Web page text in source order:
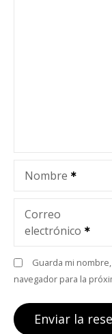
Nombre
Correo
electrónico
Guarda mi
navegador para la